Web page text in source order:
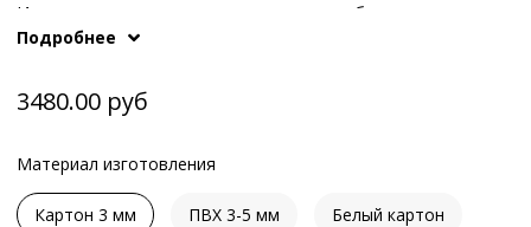
Иные варианты опоры или конструкции обсуждаются с
нашими менеджерам по телефонам или в
Подробнее
3480.00 руб
Материал изготовления
Картон 3 мм ПВХ 3-5 мм Белый картон